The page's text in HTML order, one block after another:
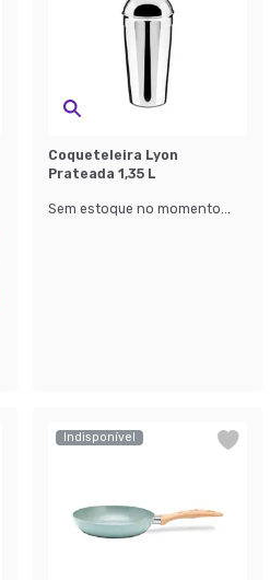
Coqueteleira Lyon
Prateada 1,35 L
Sem estoque no momento...
Indisponível